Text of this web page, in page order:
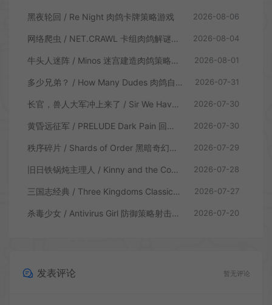
黑夜轮回 / Re Night 肉鸽卡牌策略游戏 2026-08-06
网络爬虫 / NET.CRAWL 卡组肉鸽解谜策略游戏 2026-08-04
牛头人迷阵 / Minos 迷宫建造肉鸽策略游戏 2026-08-01
多少兄弟？ / How Many Dudes 肉鸽自走棋游戏 2026-07-31
长官，兽人大军冲上来了 / Sir We Have an Orc Problem 增量塔防游戏 2026-07-30
黄昏远征军 / PRELUDE Dark Pain 回合制策略战棋游戏 2026-07-30
秩序碎片 / Shards of Order 黑暗奇幻卡牌CRPG策略游戏 2026-07-29
旧日铁锅炖主理人 / Kinny and the Cosmic Cauldron 休闲卡片肉鸽策略游戏 2026-07-28
三国志经典 / Three Kingdoms Classic 回合制大战略游戏 2026-07-27
杀毒少女 / Antivirus Girl 防御策略射击游戏 2026-07-20
发表评论 暂无评论